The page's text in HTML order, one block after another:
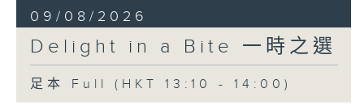
Lotus 出水蓮
Rao Ningxin (zheng)
Wang I-Yu 王乙聿
09/08/2026
Delight in a Bite 一時之選
足本 Full (HKT 13:10 - 14:00)